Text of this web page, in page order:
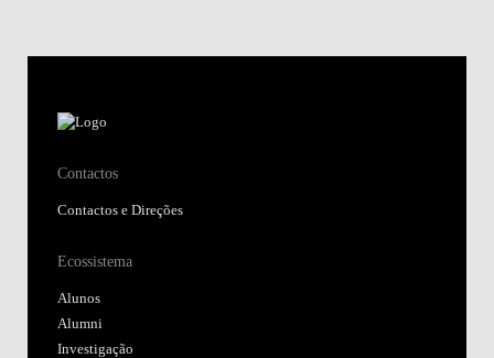
Contactos
Contactos e Direções
Ecossistema
Alunos
Alumni
Investigação